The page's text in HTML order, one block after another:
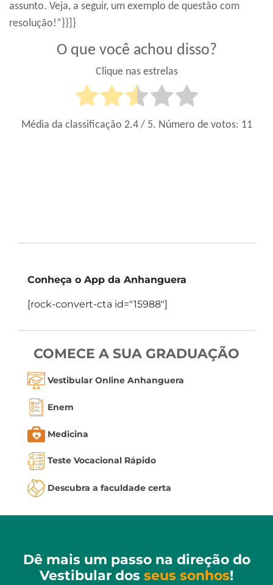
assunto. Veja, a seguir, um exemplo de questão com
resolução!”}}]}
O que você achou disso?
Clique nas estrelas
Média da classificação 2.4/ 5. Número de votos: 11
Conheça o App da Anhanguera
[rock-convert-cta id="15988"]
COMECE A SUA GRADUAÇÃO
Vestibular Online Anhanguera
Enem
Medicina
Teste Vocacional Rápido
Descubra a faculdade certa
Dê mais um passo na direção do
Vestibular dos seus sonhos!